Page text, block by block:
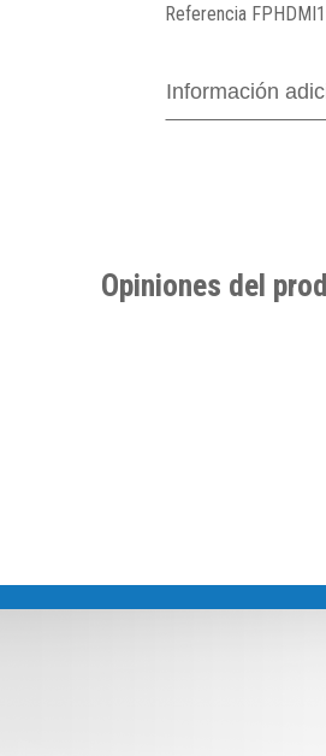
Referencia
Información
Opiniones del